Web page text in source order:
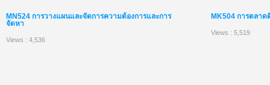
MN524 การวางแผนและจัดการความต้องการและการ
จัดหา
Views : 4,536
MK504 การตลา
Views : 5,519